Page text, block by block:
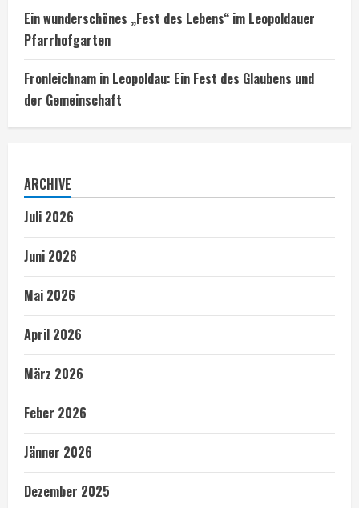
Ein wunderschönes „Fest des Lebens“ im Leopoldauer
Pfarrhofgarten
Fronleichnam in Leopoldau: Ein Fest des Glaubens und
der Gemeinschaft
ARCHIVE
Juli 2026
Juni 2026
Mai 2026
April 2026
März 2026
Feber 2026
Jänner 2026
Dezember 2025